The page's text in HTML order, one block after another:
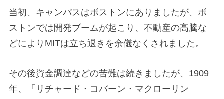
当初、キャンパスはボストンにありましたが、ボ
ストンでは開発ブームが起こり、不動産の高騰な
どによりMITは立ち退きを余儀なくされました。
その後資金調達などの苦難は続きましたが、1909
年、「リチャード・コバーン・マクローリン